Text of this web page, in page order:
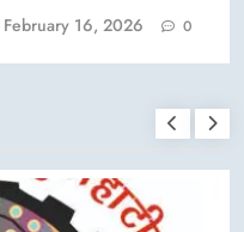
February 16, 2026 0